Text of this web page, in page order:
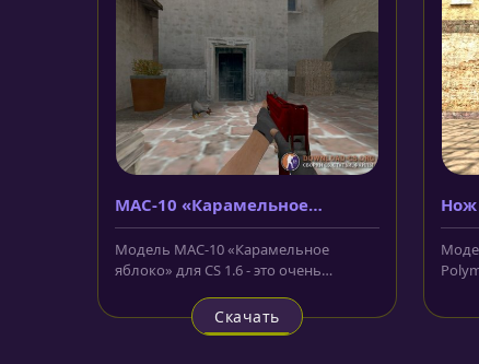
MAC-10 «Карамельное
яблоко»
Модель MAC-10 «Карамельное
яблоко» для CS 1.6 - это очень
CS:GO....
Скачать
Нож